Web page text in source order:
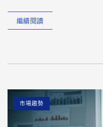
繼續閱讀
市場趨勢